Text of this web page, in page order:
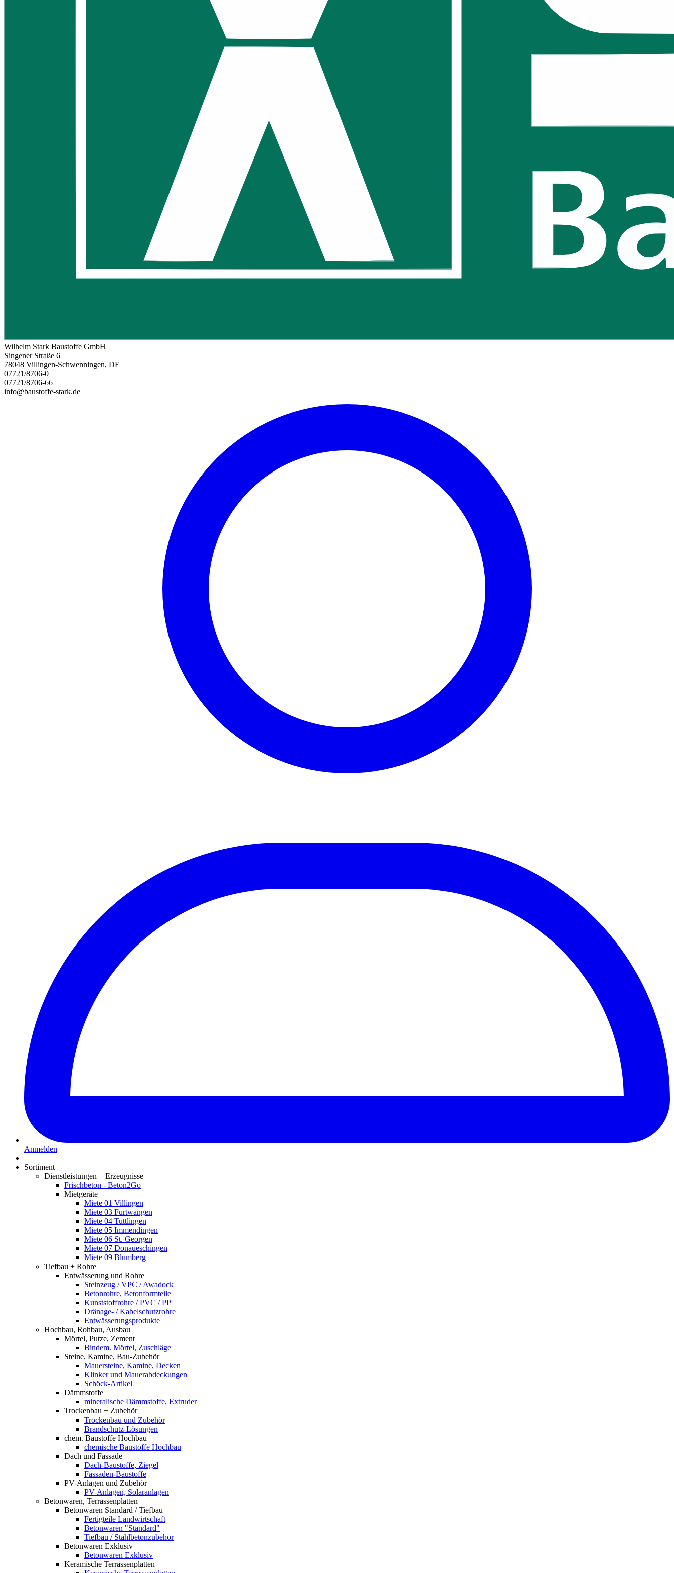
Wilhelm Stark Baustoffe GmbH
Singener Straße 6
78048 Villingen-Schwenningen, DE
07721/8706-0
07721/8706-66
info@baustoffe-stark.de
Anmelden
Sortiment
Dienstleistungen + Erzeugnisse
Frischbeton - Beton2Go
Mietgeräte
Miete 01 Villingen
Miete 03 Furtwangen
Miete 04 Tuttlingen
Miete 05 Immendingen
Miete 06 St. Georgen
Miete 07 Donaueschingen
Miete 09 Blumberg
Tiefbau + Rohre
Entwässerung und Rohre
Steinzeug / VPC / Awadock
Betonrohre, Betonformteile
Kunststoffrohre / PVC / PP
Dränage- / Kabelschutzrohre
Entwässerungsprodukte
Hochbau, Rohbau, Ausbau
Mörtel, Putze, Zement
Bindem. Mörtel, Zuschläge
Steine, Kamine, Bau-Zubehör
Mauersteine, Kamine, Decken
Klinker und Mauerabdeckungen
Schöck-Artikel
Dämmstoffe
mineralische Dämmstoffe, Extruder
Trockenbau + Zubehör
Trockenbau und Zubehör
Brandschutz-Lösungen
chem. Baustoffe Hochbau
chemische Baustoffe Hochbau
Dach und Fassade
Dach-Baustoffe, Ziegel
Fassaden-Baustoffe
PV-Anlagen und Zubehör
PV-Anlagen, Solaranlagen
Betonwaren, Terrassenplatten
Betonwaren Standard / Tiefbau
Fertigteile Landwirtschaft
Betonwaren "Standard"
Tiefbau / Stahlbetonzubehör
Betonwaren Exklusiv
Betonwaren Exklusiv
Keramische Terrassenplatten